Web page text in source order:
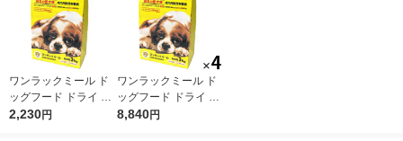
ワンラックミール ド
ッグフード ドライ 成
犬用 総合栄養食 国産
2,230円
ワンラックミール ド
ッグフード ドライ 成
犬用 総合栄養食 国産
8,840円